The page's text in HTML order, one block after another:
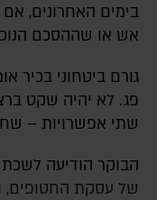
בימים האחרונים,
אש או שההסכם
גורם ביטחוני
פג. לא יהיה שקט
שתי אפשרויות –
הבוקר הודיעה לשכת ראש הממשלה כי "עם תום שלב א׳
של עסקת החטופים,